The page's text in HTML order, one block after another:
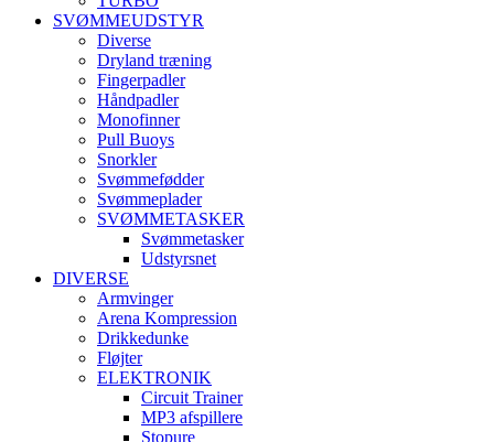
SVØMMEUDSTYR
Diverse
Dryland træning
Fingerpadler
Håndpadler
Monofinner
Pull Buoys
Snorkler
Svømmefødder
Svømmeplader
SVØMMETASKER
Svømmetasker
Udstyrsnet
DIVERSE
Armvinger
Arena Kompression
Drikkedunke
Fløjter
ELEKTRONIK
Circuit Trainer
MP3 afspillere
Stopure